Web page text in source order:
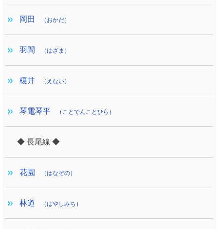
岡田 （おかだ）
羽間 （はざま）
榎井 （えない）
琴電琴平 （ことでんことひら）
◆ 長尾線 ◆
花園 （はなぞの）
林道 （はやしみち）